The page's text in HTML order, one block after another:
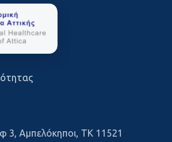
3, Αμπελόκηποι, ΤΚ 11521